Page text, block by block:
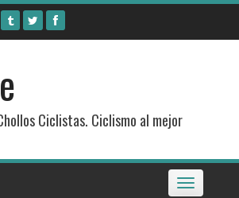
Ciclistas. Ciclismo al mejor
Toggle
navigation